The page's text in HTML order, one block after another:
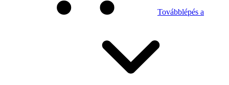
Továbblépés a